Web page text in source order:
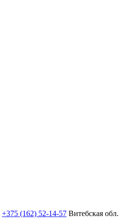
+375 (162) 52-14-57 Витебская обл.